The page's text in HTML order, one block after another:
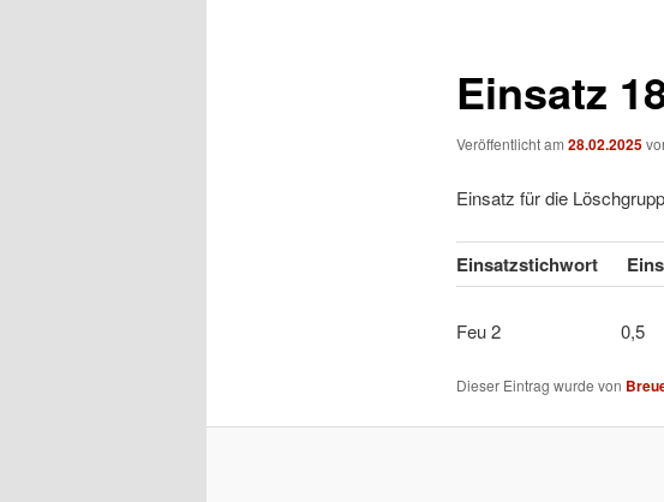
Einsatz
Veröffentlicht am 28.02.2025
Einsatz für die
Einsatzstichwort
Feu 2
Dieser Eintrag wurde von